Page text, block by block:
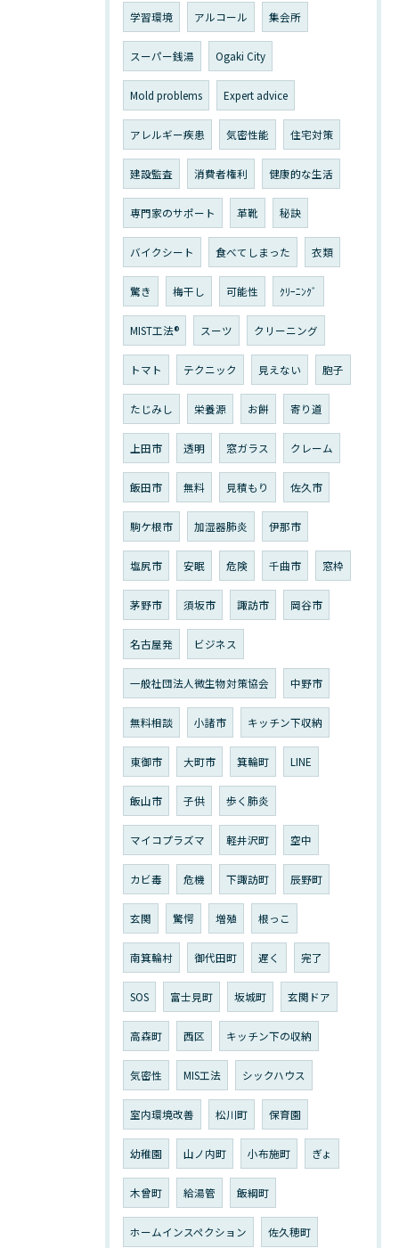
学習環境 アルコール 集会所
スーパー銭湯 Ogaki City
Mold problems Expert advice
アレルギー疾患 気密性能 住宅対策
建設監査 消費者権利 健康的な生活
専門家のサポート 革靴 秘訣
バイクシート 食べてしまった 衣類
驚き 梅干し 可能性 ｸﾘｰﾆﾝｸﾞ
MIST工法® スーツ クリーニング
トマト テクニック 見えない 胞子
たじみし 栄養源 お餅 寄り道
上田市 透明 窓ガラス クレーム
飯田市 無料 見積もり 佐久市
駒ケ根市 加湿器肺炎 伊那市
塩尻市 安眠 危険 千曲市 窓枠
茅野市 須坂市 諏訪市 岡谷市
名古屋発 ビジネス
一般社団法人微生物対策協会 中野市
無料相談 小諸市 キッチン下収納
東御市 大町市 箕輪町 LINE
飯山市 子供 歩く肺炎
マイコプラズマ 軽井沢町 空中
カビ毒 危機 下諏訪町 辰野町
玄関 驚愕 増殖 根っこ
南箕輪村 御代田町 遅く 完了
SOS 富士見町 坂城町 玄関ドア
高森町 西区 キッチン下の収納
気密性 MIS工法 シックハウス
室内環境改善 松川町 保育園
幼稚園 山ノ内町 小布施町 ぎょ
木曾町 給湯管 飯綱町
ホームインスペクション 佐久穂町